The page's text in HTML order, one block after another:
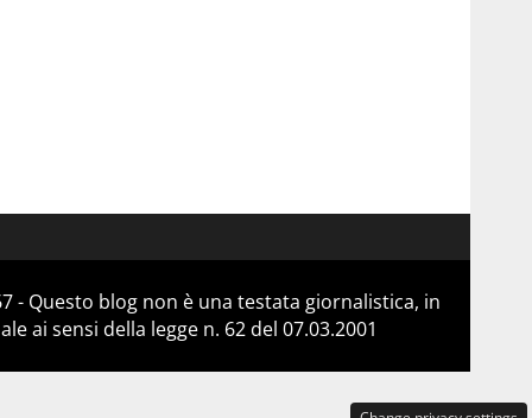
- Questo blog non è una testata giornalistica, in
sensi della legge n. 62 del 07.03.2001